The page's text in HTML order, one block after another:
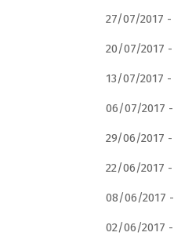
27/07/2017 -
20/07/2017 -
13/07/2017 -
06/07/2017 -
29/06/2017 -
22/06/2017 -
08/06/2017 -
02/06/2017 -